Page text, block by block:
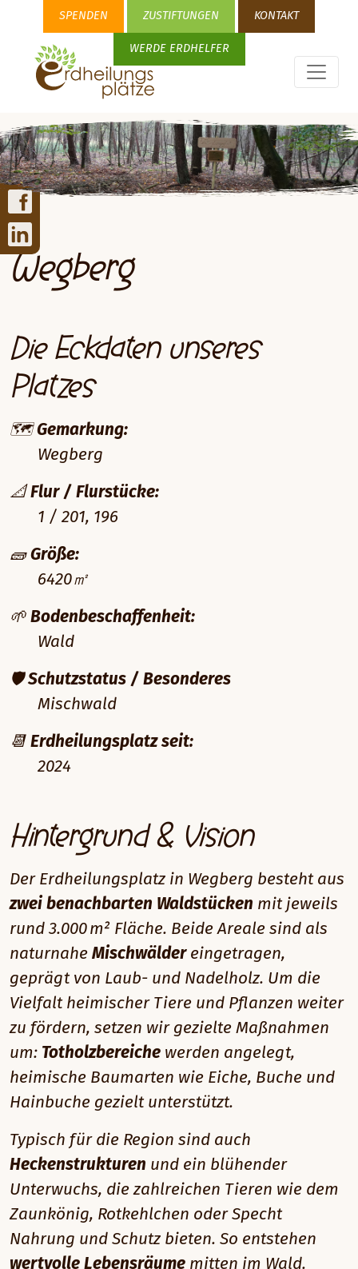
SPENDEN ZUSTIFTUNGEN KONTAKT
WERDE ERDHELFER
Wegberg
Die Eckdaten unseres
Platzes
🗺️Gemarkung:
Wegberg
📐 Flur / Flurstücke:
1 / 201, 196
🧱 Größe:
6420㎡
🌱 Bodenbeschaffenheit:
Wald
🛡️Schutzstatus / Besonderes
Mischwald
📆 Erdheilungsplatz seit:
2024
Hintergrund & Vision
Der Erdheilungsplatz in Wegberg besteht aus
zwei benachbarten Waldstücken mit jeweils
rund 3.000 m² Fläche. Beide Areale sind als
naturnahe Mischwäldereingetragen,
geprägt von Laub- und Nadelholz. Um die
Vielfalt heimischer Tiere und Pflanzen weiter
zu fördern, setzen wir gezielte Maßnahmen
um: Totholzbereiche werden angelegt,
heimische Baumarten wie Eiche, Buche und
Hainbuche gezielt unterstützt.
Typisch für die Region sind auch
Heckenstrukturen und ein blühender
Unterwuchs, die zahlreichen Tieren wie dem
Zaunkönig, Rotkehlchen oder Specht
Nahrung und Schutz bieten. So entstehen
wertvolle Lebensräume mitten im Wald.